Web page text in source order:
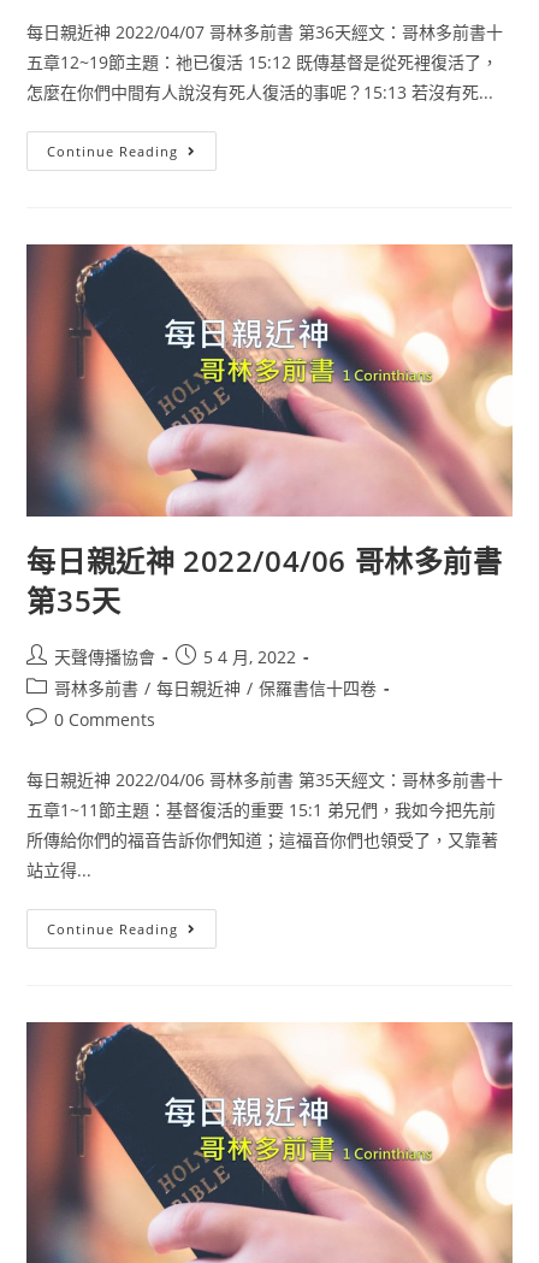
每日親近神 2022/04/07 哥林多前書 第36天經文：哥林多前書十
五章12~19節主題：祂已復活 15:12 既傳基督是從死裡復活了，
怎麼在你們中間有人說沒有死人復活的事呢？15:13 若沒有死...
Continue Reading
每日親近神 2022/04/06 哥林多前書
第35天
天聲傳播協會
5 4 月, 2022
哥林多前書 / 每日親近神 / 保羅書信十四卷
0 Comments
每日親近神 2022/04/06 哥林多前書 第35天經文：哥林多前書十
五章1~11節主題：基督復活的重要 15:1 弟兄們，我如今把先前
所傳給你們的福音告訴你們知道；這福音你們也領受了，又靠著
站立得...
Continue Reading